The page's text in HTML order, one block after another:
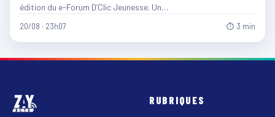
édition du e-Forum D’Clic Jeunesse. Un…
20/08 · 23h07 ⏱ 3 min
RUBRIQUES